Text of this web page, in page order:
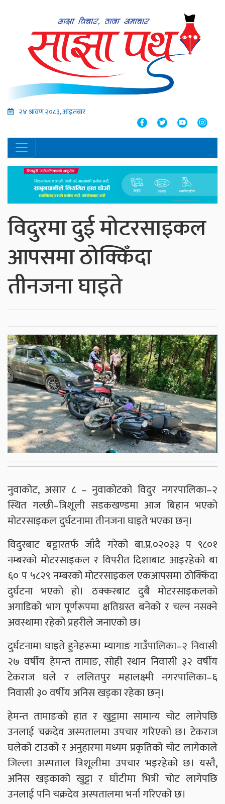
२४ श्रावण २०८३, आइतबार
विदुरमा दुई मोटरसाइकल
आपसमा ठोक्किँदा
तीनजना घाइते
नुवाकोट, असार ८ – नुवाकोटको विदुर नगरपालिका–२
स्थित गल्छी–त्रिशूली सडकखण्डमा आज बिहान भएको
मोटरसाइकल दुर्घटनामा तीनजना घाइते भएका छन्।
विदुरबाट बट्टारतर्फ जाँदै गरेको बा.प्र.०२०३३ प ९८०१
नम्बरको मोटरसाइकल र विपरीत दिशाबाट आइरहेको बा
६० प ५८२९ नम्बरको मोटरसाइकल एकआपसमा ठोक्किँदा
दुर्घटना भएको हो। ठक्करबाट दुबै मोटरसाइकलको
अगाडिको भाग पूर्णरूपमा क्षतिग्रस्त बनेको र चल्न नसक्ने
अवस्थामा रहेको प्रहरीले जनाएको छ।
दुर्घटनामा घाइते हुनेहरूमा म्यागाङ गाउँपालिका–२ निवासी
२७ वर्षीय हेमन्त तामाङ, सोही स्थान निवासी ३२ वर्षीय
टेकराज घले र ललितपुर महालक्ष्मी नगरपालिका–६
निवासी ३० वर्षीय अनिस खड्का रहेका छन्।
हेमन्त तामाङको हात र खुट्टामा सामान्य चोट लागेपछि
उनलाई चक्रदेव अस्पतालमा उपचार गरिएको छ। टेकराज
घलेको टाउको र अनुहारमा मध्यम प्रकृतिको चोट लागेकाले
जिल्ला अस्पताल त्रिशूलीमा उपचार भइरहेको छ। यस्तै,
अनिस खड्काको खुट्टा र घाँटीमा भित्री चोट लागेपछि
उनलाई पनि चक्रदेव अस्पतालमा भर्ना गरिएको छ।